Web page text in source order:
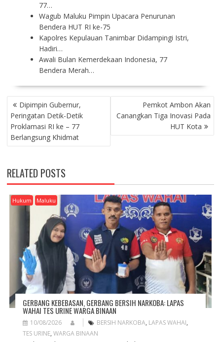
77…
Wagub Maluku Pimpin Upacara Penurunan
Bendera HUT RI ke-75
Kapolres Kepulauan Tanimbar Didampingi Istri,
Hadiri…
Awali Bulan Kemerdekaan Indonesia, 77
Bendera Merah…
P
O
S
T
N
V
I
G
A
T
Dipimpin Gubernur,
Peringatan Detik-Detik
Proklamasi RI ke – 77
Berlangsung Khidmat
Pemkot Ambon Akan
Canangkan Tiga Inovasi Pada
HUT Kota
RELATED POSTS
Hukum Maluku
GERBANG KEBEBASAN, GERBANG BERSIH NARKOBA: LAPAS
WAHAI TES URINE WARGA BINAAN
10/08/2026 BERSIH NARKOBA, LAPAS WAHAI,
TES URINE, WARGA BINAAN